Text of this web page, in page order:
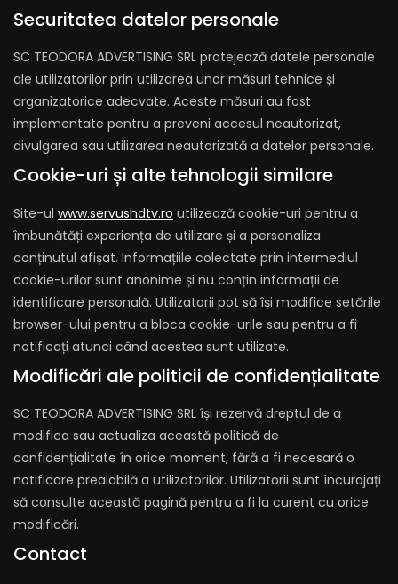
Securitatea datelor personale
SC TEODORA ADVERTISING SRL protejează datele personale
ale utilizatorilor prin utilizarea unor măsuri tehnice și
organizatorice adecvate. Aceste măsuri au fost
implementate pentru a preveni accesul neautorizat,
divulgarea sau utilizarea neautorizată a datelor personale.
Cookie-uri și alte tehnologii similare
Site-ul www.servushdtv.ro utilizează cookie-uri pentru a
îmbunătăți experiența de utilizare și a personaliza
conținutul afișat. Informațiile colectate prin intermediul
cookie-urilor sunt anonime și nu conțin informații de
identificare personală. Utilizatorii pot să își modifice setările
browser-ului pentru a bloca cookie-urile sau pentru a fi
notificați atunci când acestea sunt utilizate.
Modificări ale politicii de confidențialitate
SC TEODORA ADVERTISING SRL își rezervă dreptul de a
modifica sau actualiza această politică de
confidențialitate în orice moment, fără a fi necesară o
notificare prealabilă a utilizatorilor. Utilizatorii sunt încurajați
să consulte această pagină pentru a fi la curent cu orice
modificări.
Contact